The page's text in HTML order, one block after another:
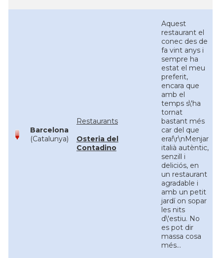
Barcelona
(Catalunya)
Restaurants
Osteria del
Contadino
Aquest
restaurant el
conec des de
fa vint anys i
sempre ha
estat el meu
preferit,
encara que
amb el
temps s\'ha
tornat
bastant més
car del que
era!\r\nMenjar
italià autèntic,
senzill i
deliciós, en
un restaurant
agradable i
amb un petit
jardí on sopar
les nits
d\'estiu. No
es pot dir
massa cosa
més...